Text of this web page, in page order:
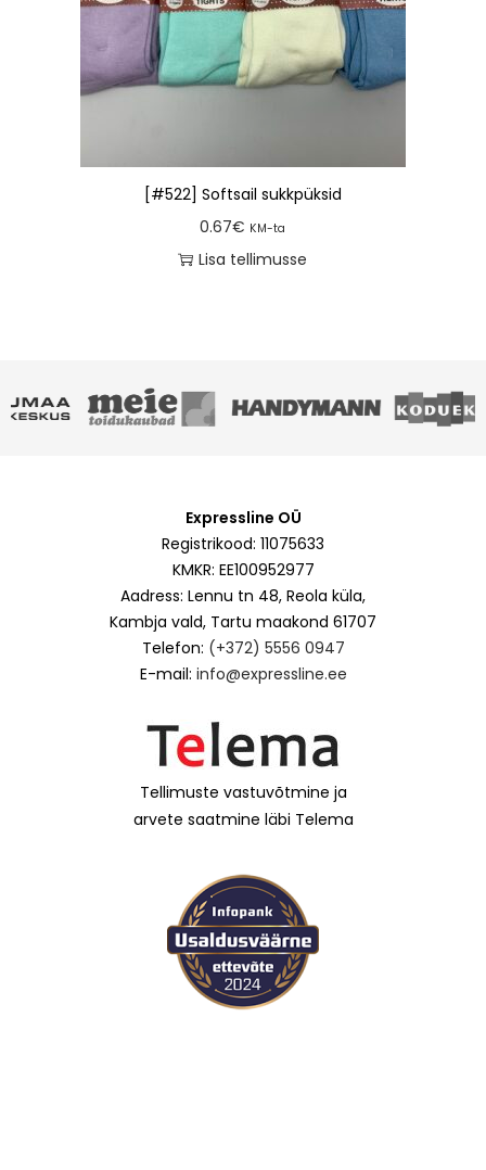
[#522] Softsail sukkpüksid
0.67€ KM-ta
Lisa tellimusse
Expressline OÜ
Registrikood: 11075633
KMKR: EE100952977
Aadress: Lennu tn 48, Reola küla,
Kambja vald, Tartu maakond 61707
Telefon: (+372) 5556 0947
E-mail: info@expressline.ee
Tellimuste vastuvõtmine ja
arvete saatmine läbi Telema